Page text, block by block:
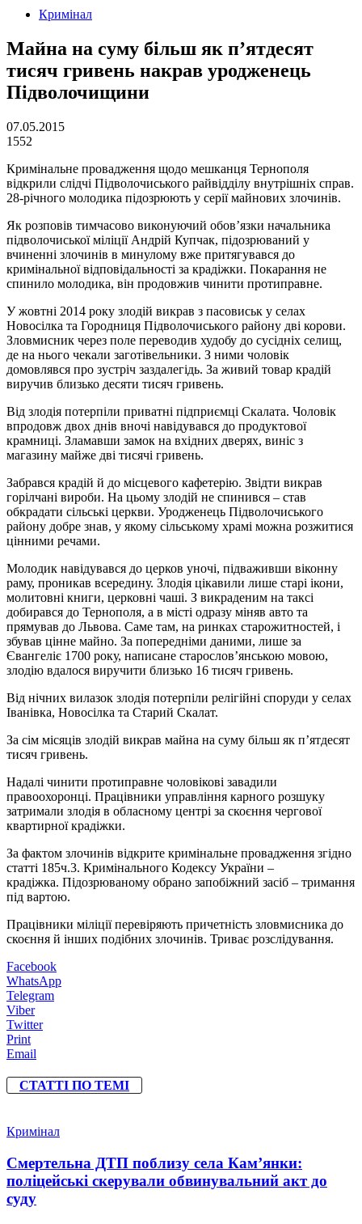
Кримінал
Майна на суму більш як п’ятдесят
тисяч гривень накрав уродженець
Підволочищини
07.05.2015
1552
Кримінальне провадження щодо мешканця Тернополя
відкрили слідчі Підволочиського райвідділу внутрішніх справ.
28-річного молодика підозрюють у серії майнових злочинів.
Як розповів тимчасово виконуючий обов’язки начальника
підволочиської міліції Андрій Купчак, підозрюваний у
вчиненні злочинів в минулому вже притягувався до
кримінальної відповідальності за крадіжки. Покарання не
спинило молодика, він продовжив чинити протиправне.
У жовтні 2014 року злодій викрав з пасовиськ у селах
Новосілка та Городниця Підволочиського району дві корови.
Зловмисник через поле переводив худобу до сусідніх селищ,
де на нього чекали заготівельники. З ними чоловік
домовлявся про зустріч заздалегідь. За живий товар крадій
виручив близько десяти тисяч гривень.
Від злодія потерпіли приватні підприємці Скалата. Чоловік
впродовж двох днів вночі навідувався до продуктової
крамниці. Зламавши замок на вхідних дверях, виніс з
магазину майже дві тисячі гривень.
Забрався крадій й до місцевого кафетерію. Звідти викрав
горілчані вироби. На цьому злодій не спинився – став
обкрадати сільські церкви. Уродженець Підволочиського
району добре знав, у якому сільському храмі можна розжитися
цінними речами.
Молодик навідувався до церков уночі, підваживши віконну
раму, проникав всередину. Злодія цікавили лише старі ікони,
молитовні книги, церковні чаші. З викраденим на таксі
добирався до Тернополя, а в місті одразу міняв авто та
прямував до Львова. Саме там, на ринках старожитностей, і
збував цінне майно. За попередніми даними, лише за
Євангеліє 1700 року, написане старослов’янською мовою,
злодію вдалося виручити близько 16 тисяч гривень.
Від нічних вилазок злодія потерпіли релігійні споруди у селах
Іванівка, Новосілка та Старий Скалат.
За сім місяців злодій викрав майна на суму більш як п’ятдесят
тисяч гривень.
Надалі чинити протиправне чоловікові завадили
правоохоронці. Працівники управління карного розшуку
затримали злодія в обласному центрі за скоєння чергової
квартирної крадіжки.
За фактом злочинів відкрите кримінальне провадження згідно
статті 185ч.3. Кримінального Кодексу України –
крадіжка. Підозрюваному обрано запобіжний засіб – тримання
під вартою.
Працівники міліції перевіряють причетність зловмисника до
скоєння й інших подібних злочинів. Триває розслідування.
Facebook
WhatsApp
Telegram
Viber
Twitter
Print
Email
СТАТТІ ПО ТЕМІ
Кримінал
Смертельна ДТП поблизу села Кам’янки:
поліцейські скерували обвинувальний акт до
суду